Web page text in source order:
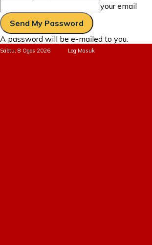
your email
A password will be e-mailed to you.
Sabtu, 8 Ogos 2026 Log Masuk